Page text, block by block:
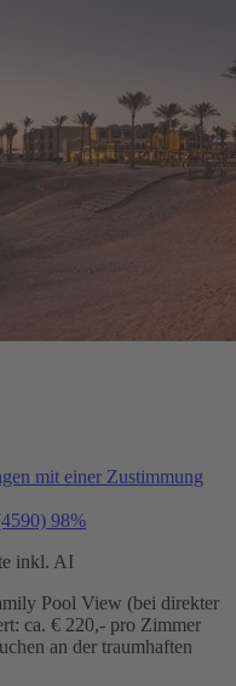
mit einer Zustimmung
98%
inkl. AI
Pool View (bei direkter
ca. € 220,- pro Zimmer
an der traumhaften